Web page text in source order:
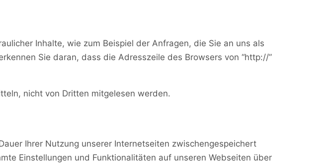
Inhalte, wie zum Beispiel der Anfragen, die Sie an uns als
Sie daran, dass die Adresszeile des Browsers von “http://”
nicht von Dritten mitgelesen werden.
Ihrer Nutzung unserer Internetseiten zwischengespeichert
Einstellungen und Funktionalitäten auf unseren Webseiten über